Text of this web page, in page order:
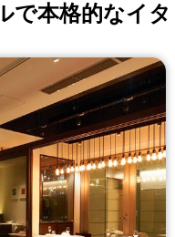
で本格的なイタ